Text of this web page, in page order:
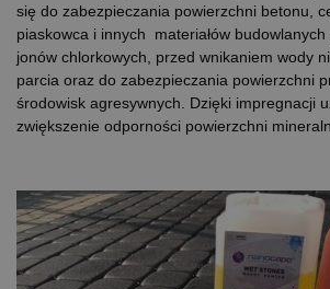
się do zabezpieczania powierzchni betonu,
piaskowca i innych materiałów
jonów chlorkowych, przed wnikaniem wody
parcia oraz do zabezpieczania powierzchni
środowisk agresywnych. Dzięki impregnacji
zwiększenie odporności powierzchni